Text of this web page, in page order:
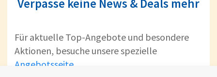
Verpasse keine News & Deals mehr
Für aktuelle Top-Angebote und besondere
Aktionen, besuche unsere spezielle
Angebotsseite